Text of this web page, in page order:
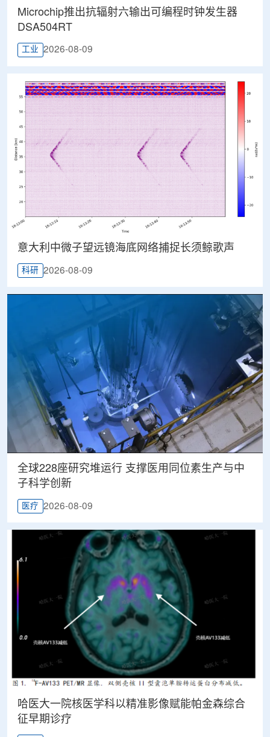
Microchip推出抗辐射六输出可编程时钟发生器
DSA504RT
工业 2026-08-09
意大利中微子望远镜海底网络捕捉长须鲸歌声
科研 2026-08-09
全球228座研究堆运行 支撑医用同位素生产与中
子科学创新
医疗 2026-08-09
哈医大一院核医学科以精准影像赋能帕金森综合
征早期诊疗